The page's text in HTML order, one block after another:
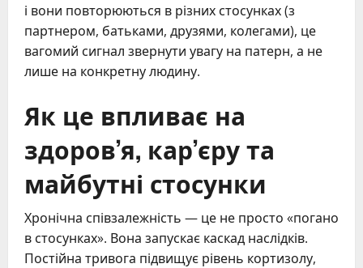
і вони повторюються в різних стосунках (з
партнером, батьками, друзями, колегами), це
вагомий сигнал звернути увагу на патерн, а не
лише на конкретну людину.
Як це впливає на
здоров’я, кар’єру та
майбутні стосунки
Хронічна співзалежність — це не просто «погано
в стосунках». Вона запускає каскад наслідків.
Постійна тривога підвищує рівень кортизолу,